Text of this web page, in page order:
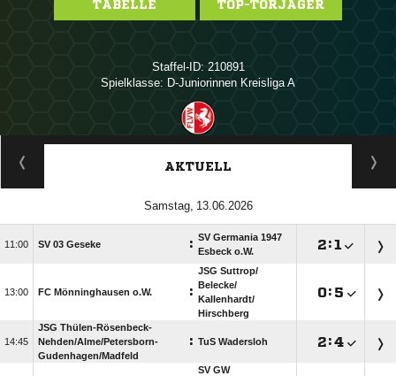
TABELLE TOP-TORJÄGER
Staffel-ID: 210891
Spielklasse: D-Juniorinnen Kreisliga A
ANZEIGE
AKTUELL
 
 SV 03 Geseke : SV Germania 1947
Esbeck o.W.
:
 FC Mönninghausen o.W. :
JSG Suttrop/​
Belecke/​
Kallenhardt/​
Hirschberg
: 

JSG Thülen-Rösenbeck-
Nehden/​Alme/​Petersborn-
Gudenhagen/​Madfeld
: TuS Wadersloh :
SV GW